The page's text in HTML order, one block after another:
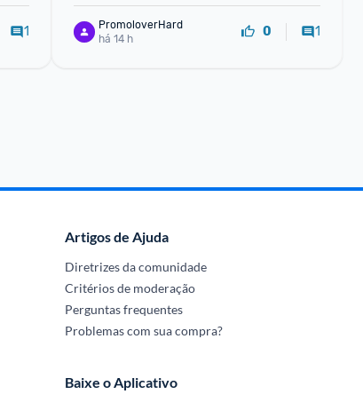
1
PromoloverHard
há 14 h
0 1
Artigos de Ajuda
Diretrizes da comunidade
Critérios de moderação
Perguntas frequentes
Problemas com sua compra?
Baixe o Aplicativo